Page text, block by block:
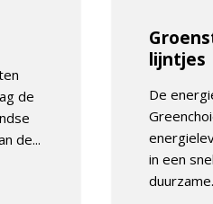
de
de...
lijntjes
De
in een